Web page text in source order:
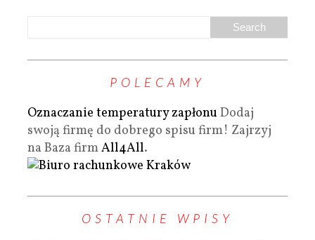
POLECAMY
Oznaczanie temperatury zapłonu Dodaj
swoją firmę do dobrego spisu firm! Zajrzyj
na Baza firmAll4All.
OSTATNIE WPISY